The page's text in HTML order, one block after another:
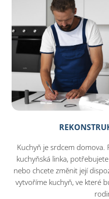
Kuchyň je srdcem domova.
kuchyňská linka,
nebo chcete změnit její
vytvoříme kuchyň, ve které